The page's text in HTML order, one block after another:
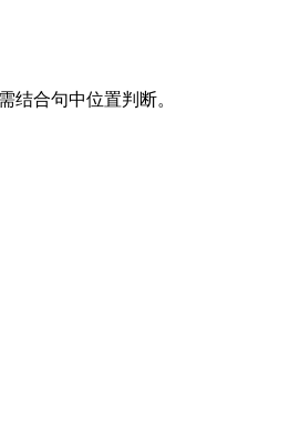
结合句中位置判断。